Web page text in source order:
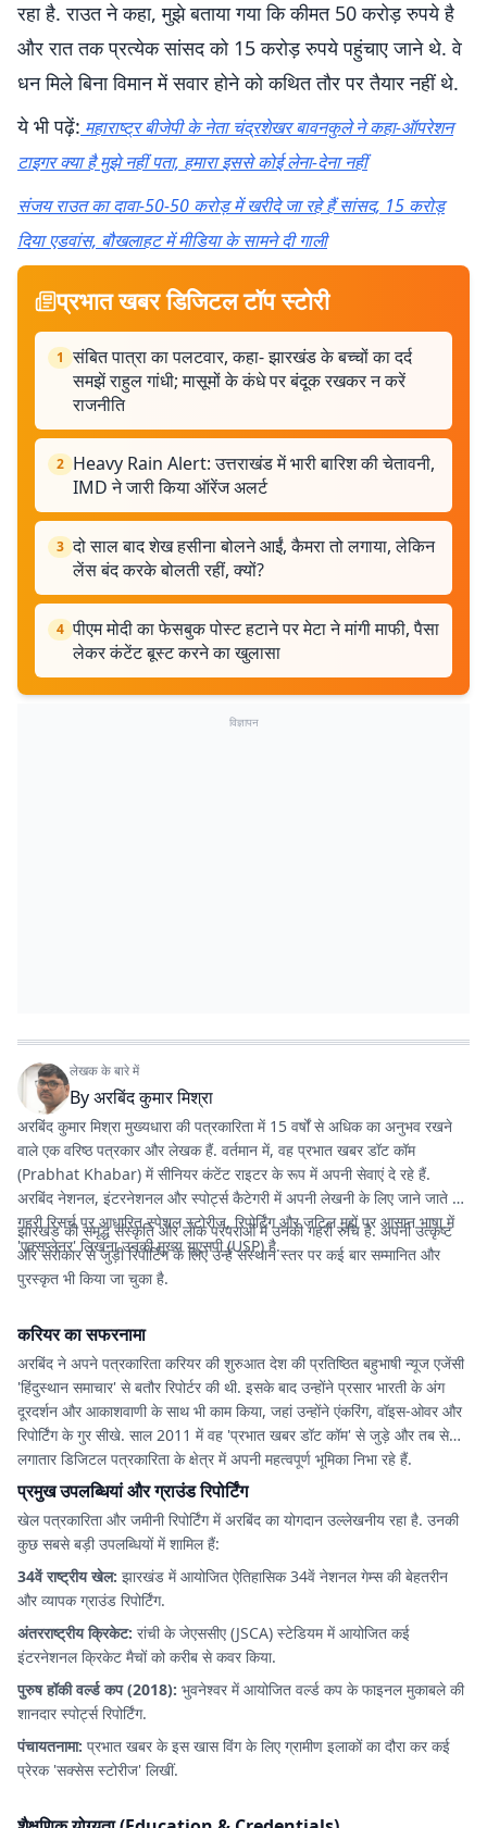
रहा है. राउत ने कहा, मुझे बताया गया कि कीमत 50 करोड़ रुपये है
और रात तक प्रत्येक सांसद को 15 करोड़ रुपये पहुंचाए जाने थे. वे
धन मिले बिना विमान में सवार होने को कथित तौर पर तैयार नहीं थे.
ये भी पढ़ें: महाराष्ट्र बीजेपी के नेता चंद्रशेखर बावनकुले ने कहा-ऑपरेशन
टाइगर क्या है मुझे नहीं पता, हमारा इससे कोई लेना-देना नहीं
संजय राउत का दावा-50-50 करोड़ में खरीदे जा रहे हैं सांसद, 15 करोड़
दिया एडवांस, बौखलाहट में मीडिया के सामने दी गाली
प्रभात खबर डिजिटल टॉप स्टोरी
1 संबित पात्रा का पलटवार, कहा- झारखंड के बच्चों का दर्द
समझें राहुल गांधी; मासूमों के कंधे पर बंदूक रखकर न करें
राजनीति
2 Heavy Rain Alert: उत्तराखंड में भारी बारिश की चेतावनी,
IMD ने जारी किया ऑरेंज अलर्ट
3 दो साल बाद शेख हसीना बोलने आईं, कैमरा तो लगाया, लेकिन
लेंस बंद करके बोलती रहीं, क्यों?
4 पीएम मोदी का फेसबुक पोस्ट हटाने पर मेटा ने मांगी माफी, पैसा
लेकर कंटेंट बूस्ट करने का खुलासा
विज्ञापन
लेखक के बारे में
Byअरबिंद कुमार मिश्रा
अरबिंद कुमार मिश्रा मुख्यधारा की पत्रकारिता में 15 वर्षों से अधिक का अनुभव रखने
वाले एक वरिष्ठ पत्रकार और लेखक हैं. वर्तमान में, वह प्रभात खबर डॉट कॉम
(Prabhat Khabar) में सीनियर कंटेंट राइटर के रूप में अपनी सेवाएं दे रहे हैं.
अरबिंद नेशनल, इंटरनेशनल और स्पोर्ट्स कैटेगरी में अपनी लेखनी के लिए जाने जाते हैं.
गहरी रिसर्च पर आधारित स्पेशल स्टोरीज, रिपोर्टिंग और जटिल मुद्दों पर आसान भाषा में
'एक्सप्लेनर' लिखना उनकी मुख्य यूएसपी (USP) है.
झारखंड की समृद्ध संस्कृति और लोक परंपराओं में उनकी गहरी रुचि है. अपनी उत्कृष्ट
और सरोकार से जुड़ी रिपोर्टिंग के लिए उन्हें संस्थान स्तर पर कई बार सम्मानित और
पुरस्कृत भी किया जा चुका है.
करियर का सफरनामा
अरबिंद ने अपने पत्रकारिता करियर की शुरुआत देश की प्रतिष्ठित बहुभाषी न्यूज एजेंसी
'हिंदुस्थान समाचार' से बतौर रिपोर्टर की थी. इसके बाद उन्होंने प्रसार भारती के अंग
दूरदर्शन और आकाशवाणी के साथ भी काम किया, जहां उन्होंने एंकरिंग, वॉइस-ओवर और
रिपोर्टिंग के गुर सीखे. साल 2011 में वह 'प्रभात खबर डॉट कॉम' से जुड़े और तब से
लगातार डिजिटल पत्रकारिता के क्षेत्र में अपनी महत्वपूर्ण भूमिका निभा रहे हैं.
प्रमुख उपलब्धियां और ग्राउंड रिपोर्टिंग
खेल पत्रकारिता और जमीनी रिपोर्टिंग में अरबिंद का योगदान उल्लेखनीय रहा है. उनकी
कुछ सबसे बड़ी उपलब्धियों में शामिल हैं:
34वें राष्ट्रीय खेल: झारखंड में आयोजित ऐतिहासिक 34वें नेशनल गेम्स की बेहतरीन
और व्यापक ग्राउंड रिपोर्टिंग.
अंतरराष्ट्रीय क्रिकेट: रांची के जेएससीए (JSCA) स्टेडियम में आयोजित कई
इंटरनेशनल क्रिकेट मैचों को करीब से कवर किया.
पुरुष हॉकी वर्ल्ड कप (2018): भुवनेश्वर में आयोजित वर्ल्ड कप के फाइनल मुकाबले की
शानदार स्पोर्ट्स रिपोर्टिंग.
पंचायतनामा: प्रभात खबर के इस खास विंग के लिए ग्रामीण इलाकों का दौरा कर कई
प्रेरक 'सक्सेस स्टोरीज' लिखीं.